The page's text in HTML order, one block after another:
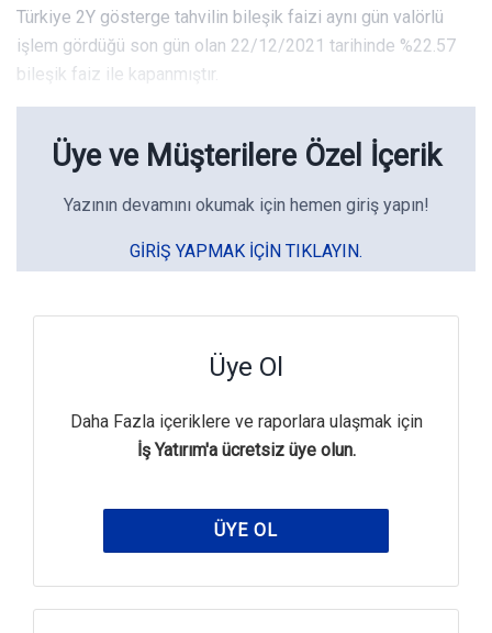
Türkiye 2Y gösterge tahvilin bileşik faizi aynı gün valörlü
işlem gördüğü son gün olan 22/12/2021 tarihinde %22.57
bileşik faiz ile kapanmıştır.
Üye ve Müşterilere Özel İçerik
Yazının devamını okumak için hemen giriş yapın!
GIRIŞ YAPMAK IÇIN TIKLAYIN.
Üye Ol
Daha Fazla içeriklere ve raporlara ulaşmak için
İş Yatırım'a ücretsiz üye olun.
ÜYE OL